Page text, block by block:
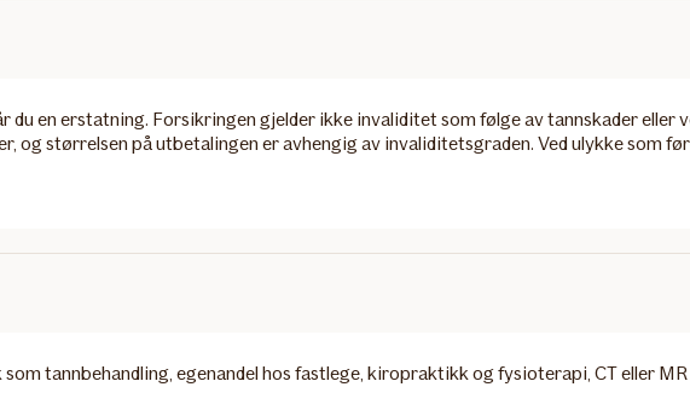
du en erstatning. Forsikringen gjelder ikke invaliditet som følge av tannskader eller
og størrelsen på utbetalingen er avhengig av invaliditetsgraden. Ved ulykke som
tannbehandling, egenandel hos fastlege, kiropraktikk og fysioterapi, CT eller